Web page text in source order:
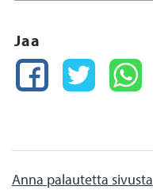
Jaa
Anna palautetta sivusta